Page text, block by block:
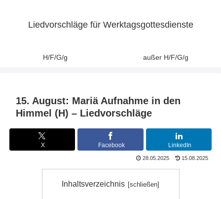
Liedvorschläge für Werktagsgottesdienste
H/F/G/g außer H/F/G/g
15. August: Mariä Aufnahme in den
Himmel (H) – Liedvorschläge
X Facebook LinkedIn
28.05.2025 15.08.2025
Inhaltsverzeichnis